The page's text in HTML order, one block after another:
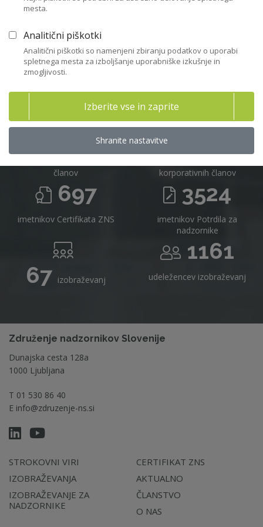
716
članov
16
korporativnih članov
697
imetnikov Certifikata ZNS
3524
imetnikov Potrdila za
nadzornike
67 izobraževanj
1161
udeležencev izobraževanj
Združenje nadzornikov Slovenije
Dunajska cesta 128a
1000 Ljubljana
T 01 530 86 40
E info@zdruzenje-ns.si
STROKOVNI VIRI
IZOBRAŽEVANJA
IZOBRAŽEVANJE ZA
NADZORNIKE
CERTIFIKAT ZNS
AKTUALNO
ČLANSTVO
O NAS
mesta.
Analitični piškotki
Analitični piškotki so namenjeni zbiranju podatkov o uporabi
spletnega mesta za izboljšanje uporabniške izkušnje in
zmogljivosti.
Izberite vse in zaprite
Shranite nastavitve